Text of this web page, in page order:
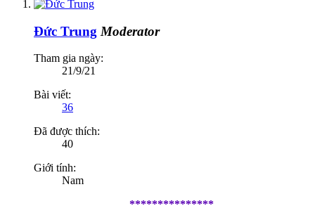
Đức Trung Moderator
Tham gia ngày:
21/9/21
Bài viết:
36
Đã được thích:
40
Giới tính:
Nam
***************